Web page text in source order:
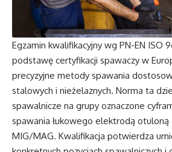
Egzamin kwalifikacyjny wg PN-EN ISO
podstawę certyfikacji spawaczy w
precyzyjne metody spawania
stalowych i nieżelaznych. Norma ta
spawalnicze na grupy oznaczone
spawania łukowego elektrodą otuloną
MIG/MAG. Kwalifikacja potwierdza